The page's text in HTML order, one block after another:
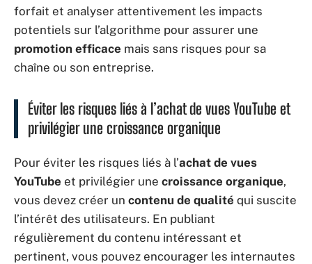
forfait et analyser attentivement les impacts
potentiels sur l’algorithme pour assurer une
promotion efficace mais sans risques pour sa
chaîne ou son entreprise.
Éviter les risques liés à l’achat de vues YouTube et
privilégier une croissance organique
Pour éviter les risques liés à l’achat de vues
YouTube et privilégier une croissance organique,
vous devez créer un contenu de qualité qui suscite
l’intérêt des utilisateurs. En publiant
régulièrement du contenu intéressant et
pertinent, vous pouvez encourager les internautes